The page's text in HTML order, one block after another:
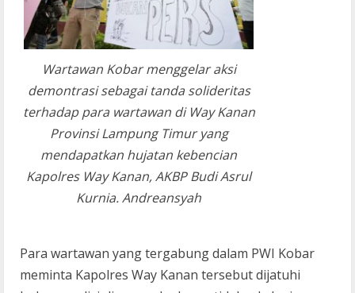
Wartawan Kobar menggelar aksi
demontrasi sebagai tanda solideritas
terhadap para wartawan di Way Kanan
Provinsi Lampung Timur yang
mendapatkan hujatan kebencian
Kapolres Way Kanan, AKBP Budi Asrul
Kurnia. Andreansyah
Para wartawan yang tergabung dalam PWI Kobar
meminta Kapolres Way Kanan tersebut dijatuhi